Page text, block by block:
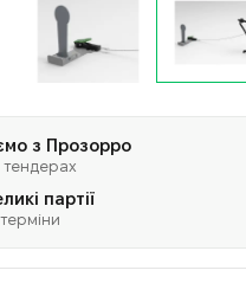
з Прозорро
тендерах
партії